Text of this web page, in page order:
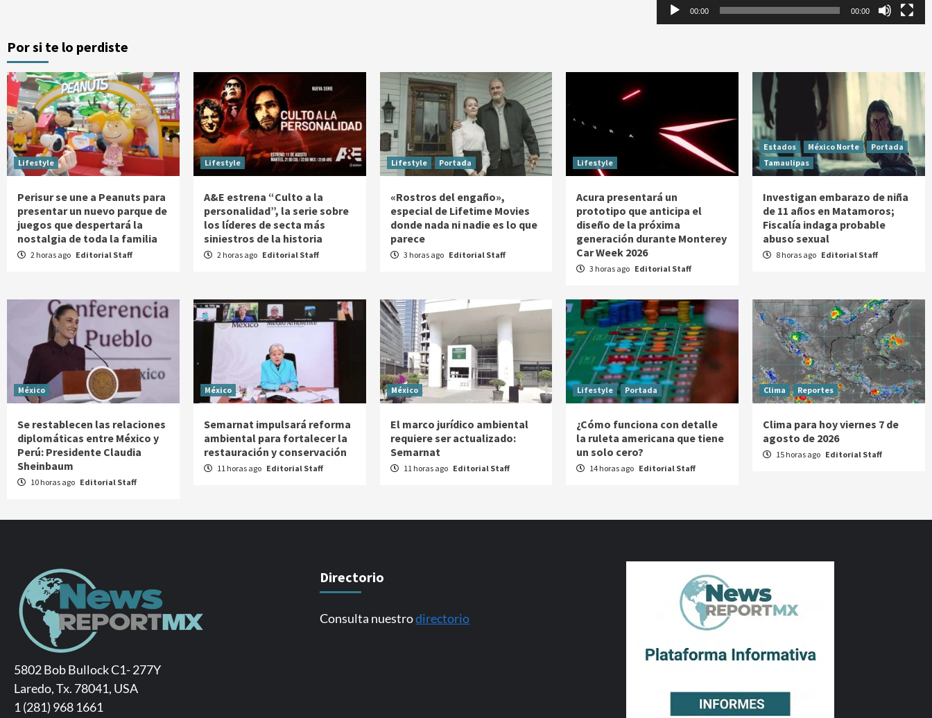
00:00 00:00
Por si te lo perdiste
Lifestyle
Perisur se une a Peanuts para
presentar un nuevo parque de
juegos que despertará la
nostalgia de toda la familia
2 horas ago Editorial Staff
Lifestyle
A&E estrena “Culto a la
personalidad”, la serie sobre
los líderes de secta más
siniestros de la historia
2 horas ago Editorial Staff
Lifestyle Portada
«Rostros del engaño»,
especial de Lifetime Movies
donde nada ni nadie es lo que
parece
3 horas ago Editorial Staff
Lifestyle
Acura presentará un
prototipo que anticipa el
diseño de la próxima
generación durante Monterey
Car Week 2026
3 horas ago Editorial Staff
Estados México Norte
Portada
Tamaulipas
Investigan embarazo de niña
de 11 años en Matamoros;
Fiscalía indaga probable
abuso sexual
8 horas ago Editorial Staff
México
Se restablecen las relaciones
diplomáticas entre México y
Perú: Presidente Claudia
Sheinbaum
10 horas ago Editorial Staff
México
Semarnat impulsará reforma
ambiental para fortalecer la
restauración y conservación
11 horas ago Editorial Staff
México
El marco jurídico ambiental
requiere ser actualizado:
Semarnat
11 horas ago Editorial Staff
Lifestyle Portada
¿Cómo funciona con detalle
la ruleta americana que tiene
un solo cero?
14 horas ago Editorial Staff
Clima Reportes
Clima para hoy viernes 7 de
agosto de 2026
15 horas ago Editorial Staff
5802 Bob Bullock C1- 277Y
Laredo, Tx. 78041, USA
1 (281) 968 1661
Directorio
Consulta nuestrodirectorio